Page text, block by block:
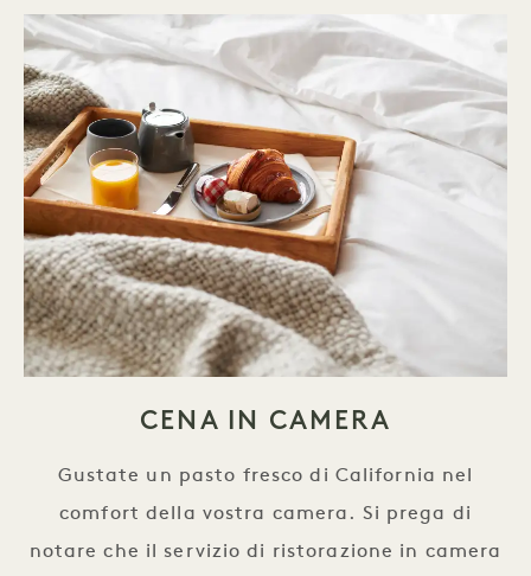
CENA IN CAMERA
Gustate un pasto fresco di California nel
comfort della vostra camera. Si prega di
notare che il servizio di ristorazione in camera